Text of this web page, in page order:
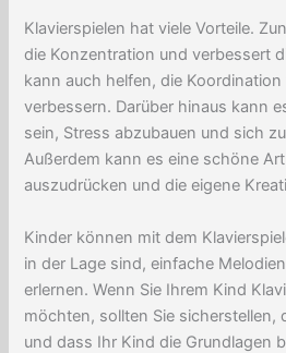
Klavierspielen hat viele Vorteile.
die Konzentration und verbessert
kann auch helfen, die
verbessern. Darüber hinaus kann
sein, Stress abzubauen und sich
Außerdem kann es eine schöne
auszudrücken und die eigene
Kinder können mit dem
in der Lage sind, einfache
erlernen. Wenn Sie Ihrem Kind
möchten, sollten Sie sicherstellen,
und dass Ihr Kind die Grundlagen